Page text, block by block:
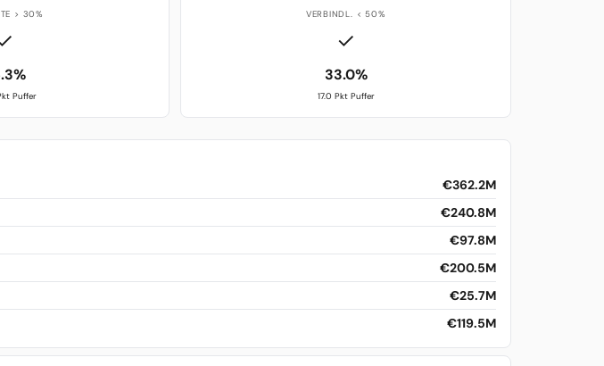
> 30%
Puffer
VERBINDL. < 50%
✓
33.0%
17.0 Pkt Puffer
€362.2M
€240.8M
€97.8M
€200.5M
€25.7M
€119.5M